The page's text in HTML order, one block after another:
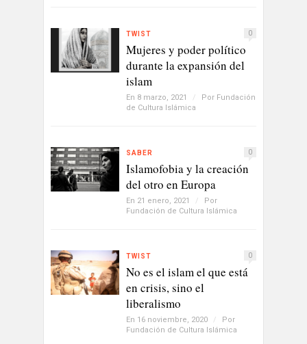
TWIST 0
Mujeres y poder político
durante la expansión del
islam
En 8 marzo, 2021 / Por Fundación
de Cultura Islámica
SABER 0
Islamofobia y la creación
del otro en Europa
En 21 enero, 2021 /
Por
Fundación de Cultura Islámica
TWIST 0
No es el islam el que está
en crisis, sino el
liberalismo
En 16 noviembre, 2020 /
Por
Fundación de Cultura Islámica